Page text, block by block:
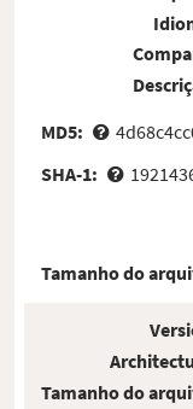
MD5:
SHA-1:
Tamanho do
Tamanho do